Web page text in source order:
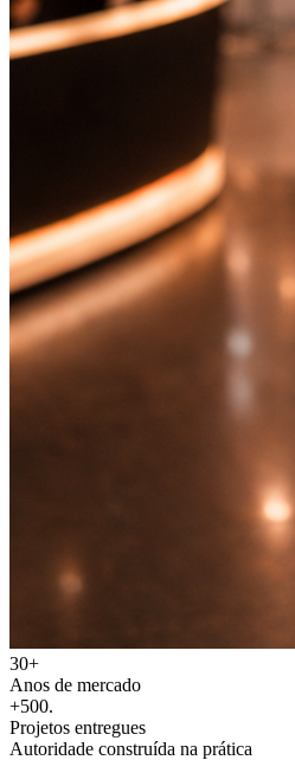
30+
Anos de mercado
+500.
Projetos entregues
Autoridade construída na prática